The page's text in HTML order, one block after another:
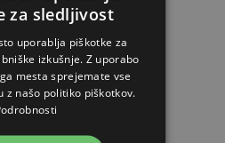
IZDELKI
za sledljivost
uporablja piškotke za
izkušnje. Z uporabo
mesta sprejemate vse
z našo politiko piškotkov.